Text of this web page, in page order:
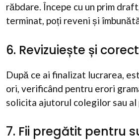
răbdare. Începe cu un prim
terminat, poți reveni și
6. Revizuiește și
După ce ai finalizat lucrarea,
ori, verificând pentru erori
solicita ajutorul colegilor sau
7. Fii pregătit pentru